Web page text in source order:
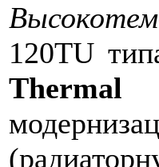
120TU
Thermal